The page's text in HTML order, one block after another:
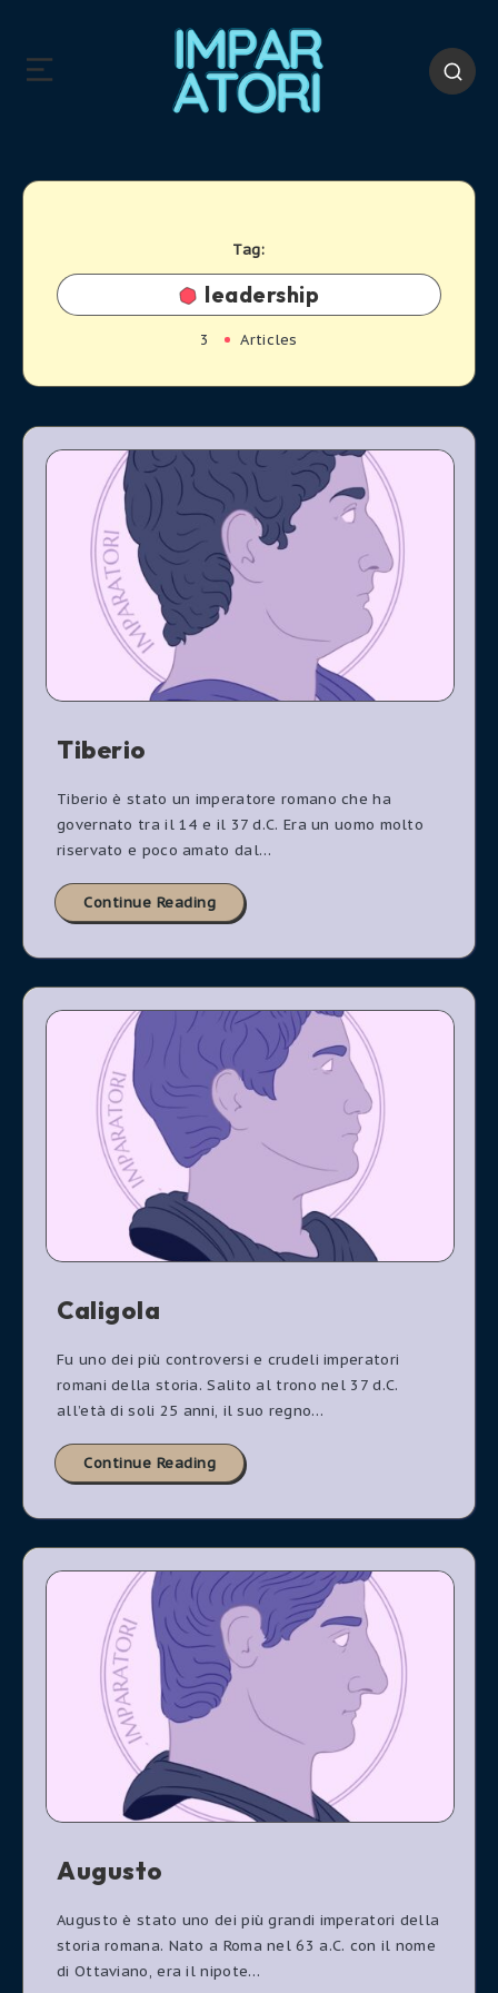
Tag:
leadership
3 Articles
Tiberio
Tiberio è stato un imperatore romano che ha
governato tra il 14 e il 37 d.C. Era un uomo molto
riservato e poco amato dal…
Continue Reading
Caligola
Fu uno dei più controversi e crudeli imperatori
romani della storia. Salito al trono nel 37 d.C.
all’età di soli 25 anni, il suo regno…
Continue Reading
Augusto
Augusto è stato uno dei più grandi imperatori della
storia romana. Nato a Roma nel 63 a.C. con il nome
di Ottaviano, era il nipote…